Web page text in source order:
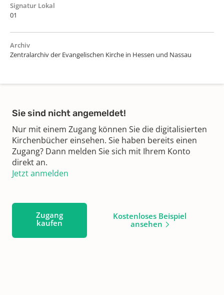
Signatur Lokal
01
Archiv
Zentralarchiv der Evangelischen Kirche in Hessen und Nassau
Sie sind nicht angemeldet!
Nur mit einem Zugang können Sie die digitalisierten
Kirchenbücher einsehen. Sie haben bereits einen
Zugang? Dann melden Sie sich mit Ihrem Konto
direkt an.
Jetzt anmelden
Zugang
kaufen
Kostenloses Beispiel
ansehen